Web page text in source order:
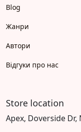
Blog
Жанри
Автори
Відгуки про нас
Store location
Apex, Doverside